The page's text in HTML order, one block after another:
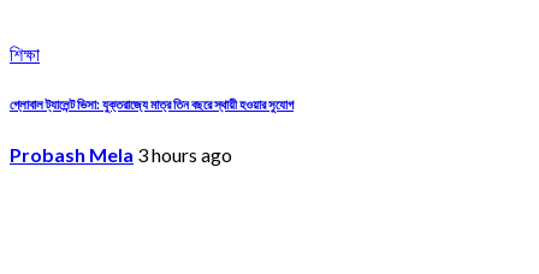
শিক্ষা
গ্লোবাল ট্যালেন্ট ভিসা: যুক্তরাজ্যে মাত্র তিন বছরে স্থায়ী হওয়ার সুযোগ
Probash Mela 3 hours ago